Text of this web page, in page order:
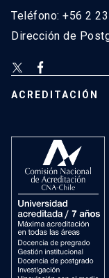
Teléfono: +56 2
Dirección de
ACREDITACIÓN